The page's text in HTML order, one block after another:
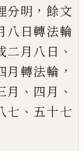
分明 ， 餘文
八日轉法輪
二月八 日 、
月轉法輪 ，
月 、 四月 、
七 、 五十七